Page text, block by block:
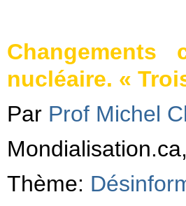
nucléaire. «
Par Prof Michel
Thème: